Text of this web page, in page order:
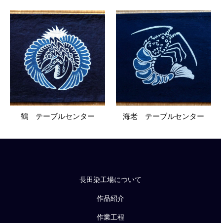
鶴 テーブルセンター 海老 テーブルセンター
長田染工場について
作品紹介
作業工程